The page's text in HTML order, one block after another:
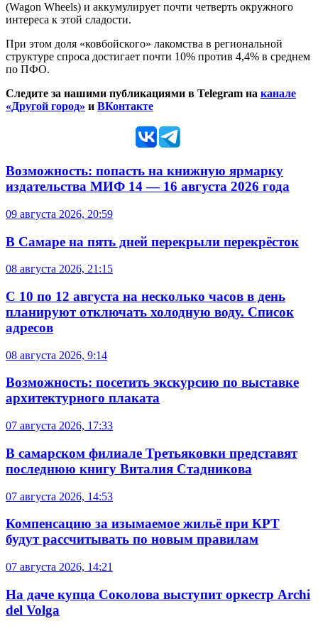
(Wagon Wheels) и аккумулирует почти четверть окружного
интереса к этой сладости.
При этом доля «ковбойского» лакомства в региональной
структуре спроса достигает почти 10% против 4,4% в среднем
по ПФО.
Следите за нашими публикациями в Telegram на канале
«Другой город» и ВКонтакте
Возможность: попасть на книжную ярмарку
издательства МИФ 14 — 16 августа 2026 года
09 августа 2026, 20:59
В Самаре на пять дней перекрыли перекрёсток
08 августа 2026, 21:15
С 10 по 12 августа на несколько часов в день
планируют отключать холодную воду. Список
адресов
08 августа 2026, 9:14
Возможность: посетить экскурсию по выставке
архитектурного плаката
07 августа 2026, 17:33
В самарском филиале Третьяковки представят
последнюю книгу Виталия Стадникова
07 августа 2026, 14:53
Компенсацию за изымаемое жильё при КРТ
будут рассчитывать по новым правилам
07 августа 2026, 14:21
На даче купца Соколова выступит оркестр Archi
del Volga